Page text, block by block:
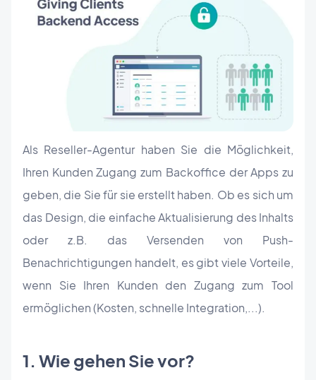
Als Reseller-Agentur haben Sie die Möglichkeit,
Ihren Kunden Zugang zum Backoffice der Apps zu
geben, die Sie für sie erstellt haben. Ob es sich um
das Design, die einfache Aktualisierung des Inhalts
oder z.B. das Versenden von Push-
Benachrichtigungen handelt, es gibt viele Vorteile,
wenn Sie Ihren Kunden den Zugang zum Tool
ermöglichen (Kosten, schnelle Integration,...).
1. Wie gehen Sie vor?